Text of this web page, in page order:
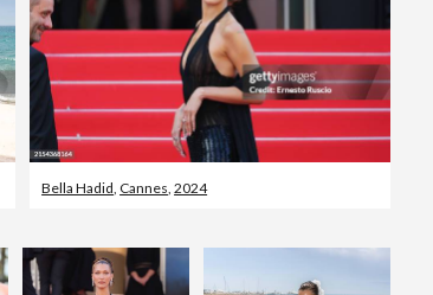
Bella Hadid, Cannes,2024